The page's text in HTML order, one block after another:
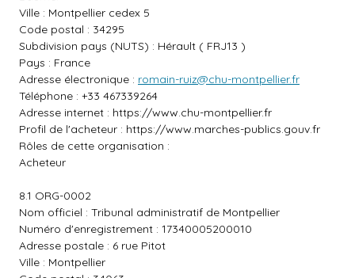
Ville : Montpellier cedex 5
Code postal : 34295
Subdivision pays (NUTS) : Hérault ( FRJ13 )
Pays : France
Adresse électronique : romain-ruiz@chu-montpellier.fr
Téléphone : +33 467339264
Adresse internet : https://www.chu-montpellier.fr
Profil de l'acheteur : https://www.marches-publics.gouv.fr
Rôles de cette organisation :
Acheteur
8.1 ORG-0002
Nom officiel : Tribunal administratif de Montpellier
Numéro d'enregistrement : 17340005200010
Adresse postale : 6 rue Pitot
Ville : Montpellier